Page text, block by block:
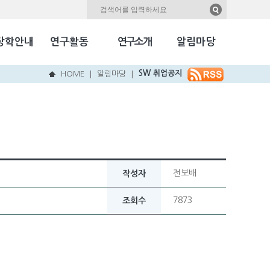
학안내 연구활동 연구소개 알림마당
국민NEW & HOT
HOME 알림마당 SW 취업공지
작성자 전보배
조회수 7873